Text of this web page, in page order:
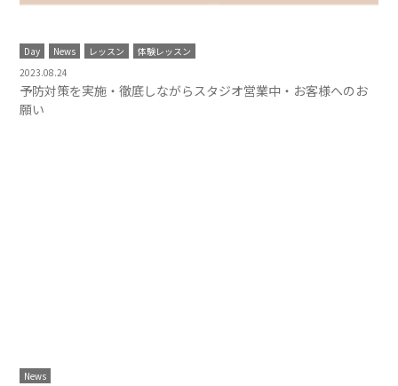
Day News レッスン
体験レッスン
2023.08.24
予防対策を実施・徹底しながらスタジオ営業中・お客様へのお
願い
News